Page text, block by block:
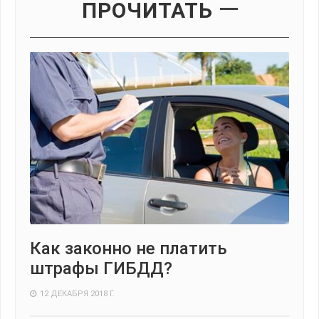
ПРОЧИТАТЬ
Как законно не платить
штрафы ГИБДД?
12 ДЕКАБРЯ 2018 Г.